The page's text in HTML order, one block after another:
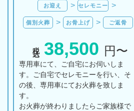
お迎え セレモニー
個別火葬 お骨上げ ご返骨
38,500 円〜
専用車にて、ご自宅にお伺いしま
す。ご自宅でセレモニーを行い、そ
の後、専用車にてお火葬を致しま
す。
お火葬が終わりましたらご家族様で